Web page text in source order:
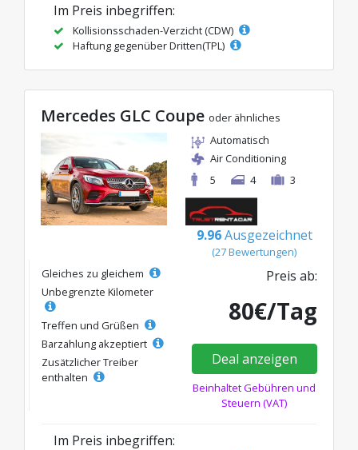
Im Preis inbegriffen:
Kollisionsschaden-Verzicht (CDW)
Haftung gegenüber Dritten(TPL)
Mercedes GLC Coupe oder ähnliches
Automatisch
Air Conditioning
5
4 3
9.96 Ausgezeichnet
(27 Bewertungen)
Gleiches zu gleichem
Unbegrenzte Kilometer
Treffen und Grüßen
Barzahlung akzeptiert
Zusätzlicher Treiber
enthalten
Preis ab:
80€/Tag
Deal anzeigen
Beinhaltet Gebühren und
Steuern (VAT)
Im Preis inbegriffen: